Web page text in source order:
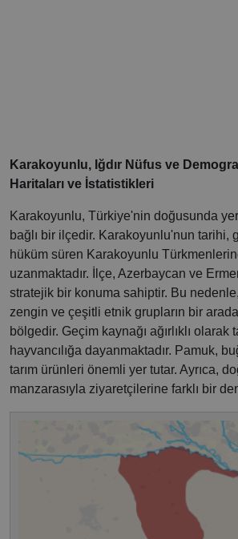
Karakoyunlu, Iğdır Nüfus ve
Haritaları ve İstatistikleri
Karakoyunlu, Türkiye'nin doğusunda
bağlı bir ilçedir. Karakoyunlu'nun tarihi,
hüküm süren Karakoyunlu
uzanmaktadır. İlçe, Azerbaycan ve
stratejik bir konuma sahiptir. Bu
zengin ve çeşitli etnik grupların bir arada
bölgedir. Geçim kaynağı ağırlıklı olarak
hayvancılığa dayanmaktadır. Pamuk,
tarım ürünleri önemli yer tutar. Ayrıca,
manzarasıyla ziyaretçilerine farklı bir